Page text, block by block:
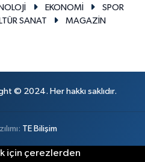
EKONOMİ
SPOR
SANAT
MAGAZİN
© 2024. Her hakkı saklıdır.
TE Bilişim
için çerezlerden